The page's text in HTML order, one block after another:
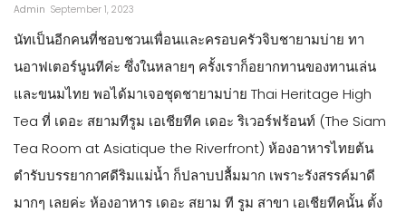
Admin September 1, 2023
นัทเป็นอีกคนที่ชอบชวนเพื่อนและครอบครัวจิบชายามบ่าย ทา
นอาฟเตอร์นูนทีค่ะ ซึ่งในหลายๆ ครั้งเราก็อยากทานของทานเล่น
และขนมไทย พอได้มาเจอชุดชายามบ่าย Thai Heritage High
Tea ที่ เดอะ สยามทีรูม เอเชียทีค เดอะ ริเวอร์ฟร้อนท์ (The Siam
Tea Room at Asiatique the Riverfront) ห้องอาหารไทยต้น
ตำรับบรรยากาศดีริมแม่น้ำ ก็ปลาบปลื้มมาก เพราะรังสรรค์มาดี
มากๆ เลยค่ะ ห้องอาหาร เดอะ สยาม ที รูม สาขา เอเชียทีคนั้น ตั้ง